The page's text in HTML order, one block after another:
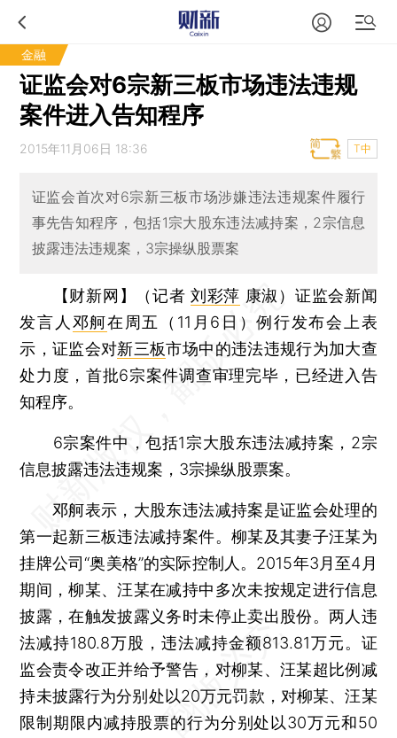
金融
证监会对6宗新三板市场违法违规
案件进入告知程序
2015年11月06日 18:36 T中
证监会首次对6宗新三板市场涉嫌违法违规案件履行
事先告知程序，包括1宗大股东违法减持案，2宗信息
披露违法违规案，3宗操纵股票案
【财新网】（记者刘彩萍 康淑） 证监会新闻
发言人 邓舸在周五（11月6日）例行发布会上表
示，证监会对新三板市场中的违法违规行为加大查
处力度，首批6宗案件调查审理完毕，已经进入告
知程序。
6宗案件中，包括1宗大股东违法减持案，2宗
信息披露违法违规案，3宗操纵股票案。
邓舸表示，大股东违法减持案是证监会处理的
第一起新三板违法减持案件。柳某及其妻子汪某为
挂牌公司“奥美格”的实际控制人。2015年3月至4月
期间，柳某、汪某在减持中多次未按规定进行信息
披露，在触发披露义务时未停止卖出股份。两人违
法减持180.8万股，违法减持金额813.81万元。证
监会责令改正并给予警告，对柳某、汪某超比例减
持未披露行为分别处以20万元罚款，对柳某、汪某
限制期限内减持股票的行为分别处以30万元和50